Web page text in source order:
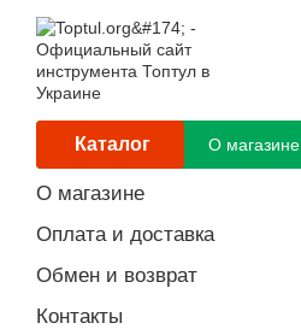
Перейти к основному контенту
Каталог О магазине
О магазине
Оплата и доставка
Обмен и возврат
Контакты